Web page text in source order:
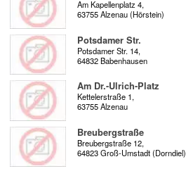
Am Kapellenplatz 4,
63755 Alzenau (Hörstein)
Potsdamer Str.
Potsdamer Str. 14,
64832 Babenhausen
Am Dr.-Ulrich-Platz
Kettelerstraße 1,
63755 Alzenau
Breubergstraße
Breubergstraße 12,
64823 Groß-Umstadt (Dorndiel)